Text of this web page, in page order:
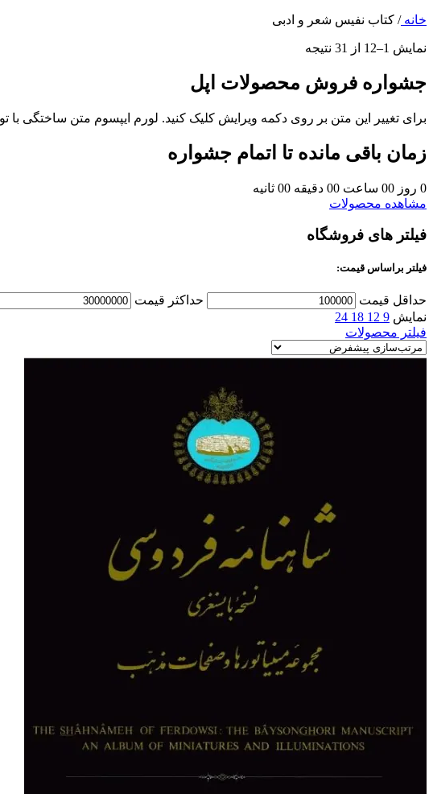
خانه/ کتاب نفیس شعر و ادبی
نمایش 1–12 از 31 نتیجه
جشواره فروش محصولات اپل
برای تغییر این متن بر روی دکمه ویرایش کلیک کنید. لورم ایپسوم متن ساختگی
زمان باقی مانده تا اتمام جشواره
0 روز 00 ساعت 00 دقیقه 00 ثانیه
مشاهده محصولات
فیلتر های فروشگاه
فیلتر براساس قیمت:
حداقل قیمت حداکثر قیمت
نمایش 9
12
18
24
فیلتر محصولات